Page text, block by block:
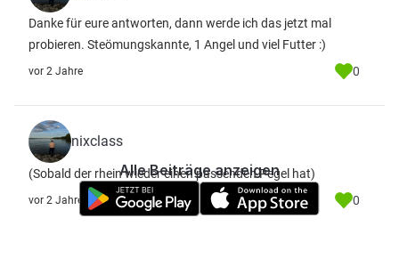
Danke für eure antworten, dann werde ich das jetzt mal
probieren. Steömungskannte, 1 Angel und viel Futter :)
vor 2 Jahre 0
nixclass
(Sobald der rhein wieder einen passenden Pegel hat)
vor 2 Jahre 0
Alle Beiträge anzeigen